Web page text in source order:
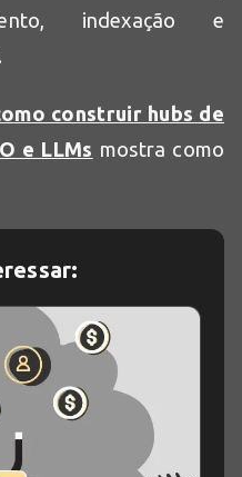
indexação e
construir hubs de
e LLMs mostra como